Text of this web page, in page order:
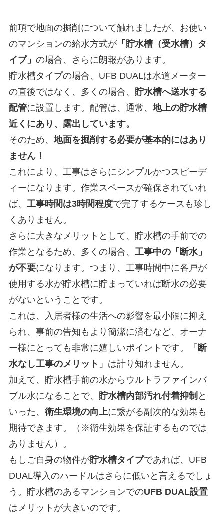
前項で地面の掘削について触れましたが、お使い
のマンションの給水方式が「貯水槽（受水槽）タ
イプ」 の場合、さらに朗報があります。
貯水槽タイプの場合、UFB DUALは水道メーター
の直後ではなく、多くの場合、 貯水槽へ送水する
配管に設置します。配管は、通常、地上の貯水槽
近くにあり、露出しています。
そのため、地面を掘削する必要が基本的にはあり
ません！
これにより、工事はさらにシンプルかつスピーデ
ィーになります。作業スペースが確保されていれ
ば、 工事時間は3時間程度で完了するケースも珍し
くありません。
さらに大きなメリットとして、貯水槽の手前での
作業となるため、多くの場合、 工事中の「断水」
が不要になります。つまり、工事時間中に各戸が
使用する水が貯水槽に貯まっていれば断水の必要
がないということです。
これは、入居者様の生活への影響を最小限に抑え
られ、事前の告知もより簡潔に済むなど、オーナ
ー様にとっても非常に嬉しいポイントです。「 断
水なし工事のメリット 」は計り知れません。
加えて、貯水槽手前の水からウルトラファインバ
ブル水になることで、 貯水槽内部汚れ付着抑制 と
いった、 衛生環境の向上に繋がる副次的な効果も
期待できます。（※衛生効果を保証するものでは
ありません）。
もしご自身の物件が貯水槽タイプであれば、UFB
DUAL導入のハードルはさらに低いと言えるでしょ
う。貯水槽のあるマンションでのUFB DUAL設置
はメリットが大きいのです。